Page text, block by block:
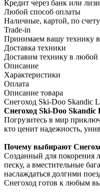
Кредит через банк или
Любой способ оплаты
Наличные, картой, по
Trade-in
Принимаем вашу технику в
Доставка техники
Доставим технику в
Описание
Характеристики
Оплата
Описание товара
Снегоход Ski-Doo Skandic
Снегоход Ski-Doo
Погрузитесь в мир
кто ценит надежность,
Почему выбирают
Созданный для покорения
песку, а вместительные
наслаждаться долгими
Снегоход готов к любым